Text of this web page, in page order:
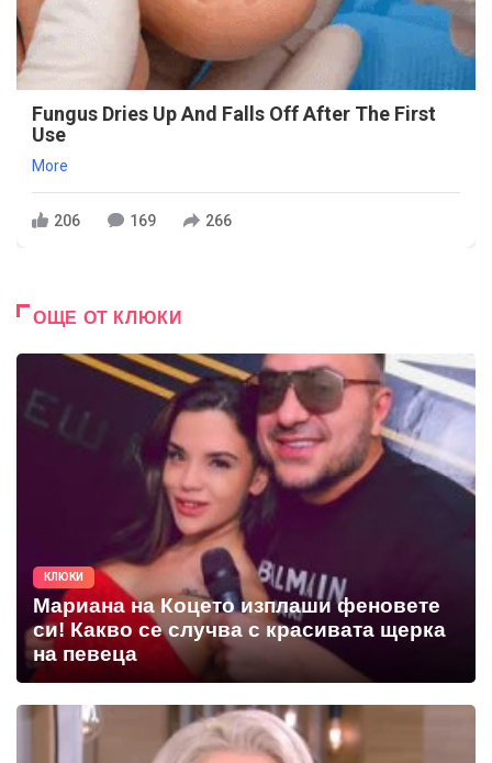
Fungus Dries Up And Falls Off After The First
Use
More
206 169 266
ОЩЕ ОТ КЛЮКИ
КЛЮКИ
Мариана на Коцето изплаши феновете
си! Какво се случва с красивата щерка
на певеца